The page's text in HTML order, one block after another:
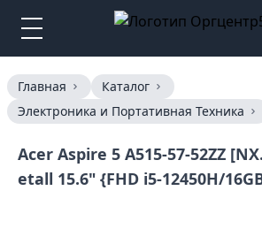
Главная
Каталог
Электроника и Портативная Техника
Acer Aspire 5 A515-57-52ZZ
etall 15.6" {FHD i5-12450H/